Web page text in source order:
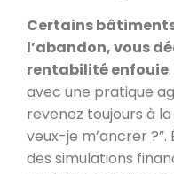
Certains
l’abandon, vous
rentabilité enfouie
avec une pratique
revenez toujours à
veux-je m’ancrer
des simulations